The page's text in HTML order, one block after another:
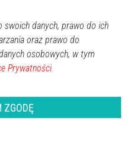
z
z
swoich danych, prawo do ich
oraz prawo do
osobowych, w tym
Prywatności.
ZGODĘ